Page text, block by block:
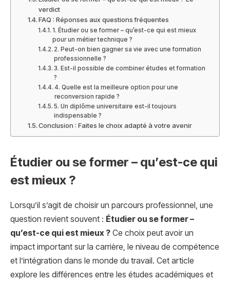
verdict
FAQ : Réponses aux questions fréquentes
1. Étudier ou se former – qu’est-ce qui est mieux
pour un métier technique ?
2. Peut-on bien gagner sa vie avec une formation
professionnelle ?
3. Est-il possible de combiner études et formation
?
4. Quelle est la meilleure option pour une
reconversion rapide ?
5. Un diplôme universitaire est-il toujours
indispensable ?
Conclusion : Faites le choix adapté à votre avenir
Étudier ou se former – qu’est-ce qui
est mieux ?
Lorsqu’il s’agit de choisir un parcours professionnel, une
question revient souvent : Étudier ou se former –
qu’est-ce qui est mieux ? Ce choix peut avoir un
impact important sur la carrière, le niveau de compétence
et l’intégration dans le monde du travail. Cet article
explore les différences entre les études académiques et